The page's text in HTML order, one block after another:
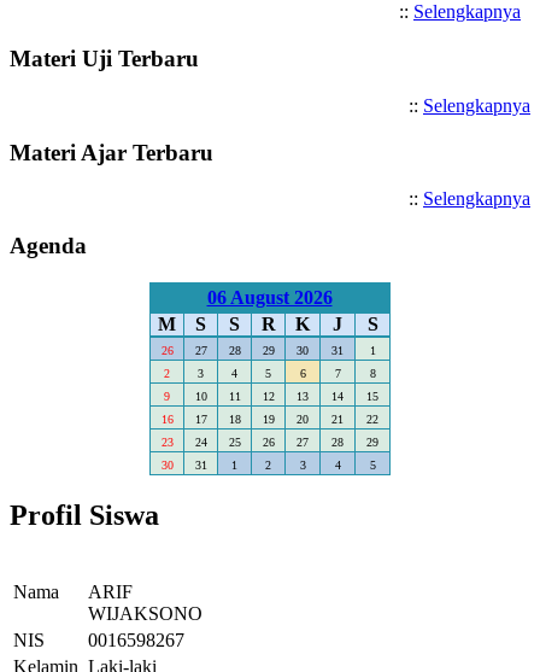
:: Selengkapnya
Materi Uji Terbaru
:: Selengkapnya
Materi Ajar Terbaru
:: Selengkapnya
Agenda
06 August 2026
M
S S R K J S
26 27 28 29 30 31
1
2
3 4 5 6 7
8
9
10 11 12 13 14
15
16
17 18 19 20 21
22
23
24 25 26 27 28
29
30
31 1 2 3 4 5
Profil Siswa
Nama
ARIF
WIJAKSONO
NIS
0016598267
Kelamin Laki-laki